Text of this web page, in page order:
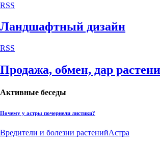
RSS
Ландшафтный дизайн
RSS
Продажа, обмен, дар
Активные беседы
Почему у астры почернели листики?
Вредители и болезни растенийАстра